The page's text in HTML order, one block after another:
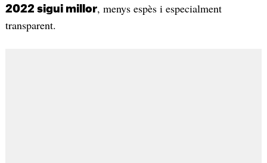
2022 sigui millor, menys espès i especialment
transparent.